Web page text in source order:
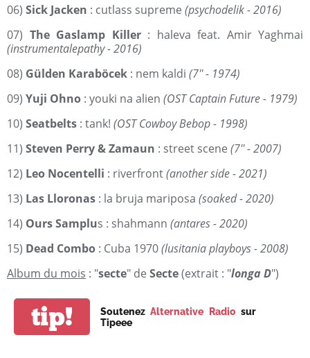
06) Sick Jacken : cutlass supreme (psychodelik - 2016)
07) The Gaslamp Killer: haleva feat. Amir Yaghmai
(instrumentalepathy - 2016)
08) Gülden Karaböcek : nem kaldi (7'' - 1974)
09) Yuji Ohno : youki na alien (OST Captain Future - 1979)
10) Seatbelts : tank! (OST Cowboy Bebop - 1998)
11) Steven Perry & Zamaun : street scene (7'' - 2007)
12) Leo Nocentelli : riverfront(another side - 2021)
13) Las Lloronas : la bruja mariposa (soaked - 2020)
14) Ours Samplus : shahmann (antares - 2020)
15) Dead Combo : Cuba 1970(lusitania playboys - 2008)
Album du mois : "secte" de Secte(extrait : "longa D")
tip! SoutenezAlternative Radiosur
Tipeee